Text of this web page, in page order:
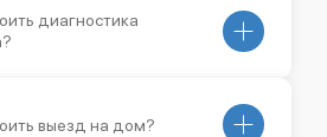
диагностика
выезд на дом?